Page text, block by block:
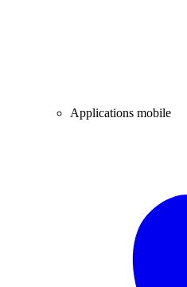
Applications mobile